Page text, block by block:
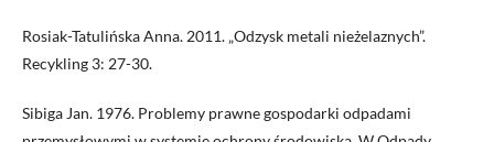
Rosiak-Tatulińska Anna. 2011. „Odzysk metali nieżelaznych”.
Recykling 3: 27-30.
Sibiga Jan. 1976. Problemy prawne gospodarki odpadami